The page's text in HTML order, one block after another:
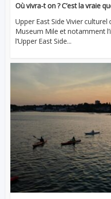
Où vivra-t on ? C’est la vraie
Upper East Side Vivier
Museum Mile et notamment
l’Upper East Side...